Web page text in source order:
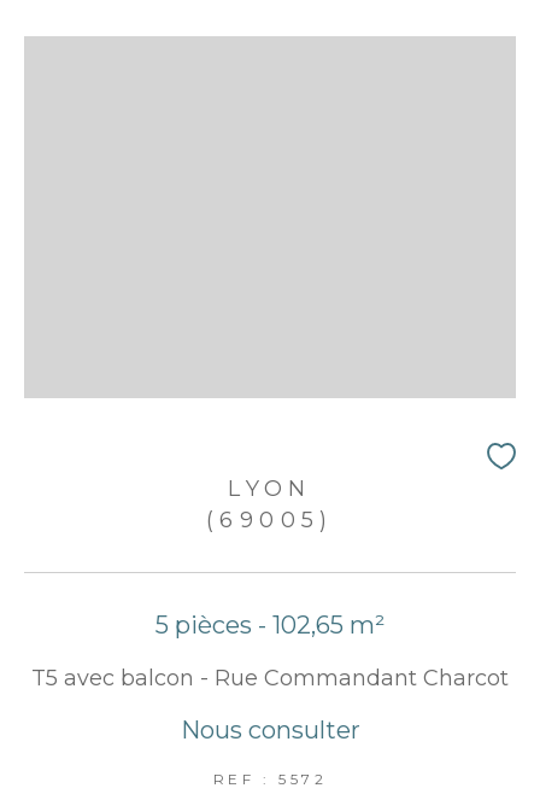
LYON
(69005)
5 pièces - 102,65 m²
T5 avec balcon - Rue Commandant Charcot
Nous consulter
REF : 5572